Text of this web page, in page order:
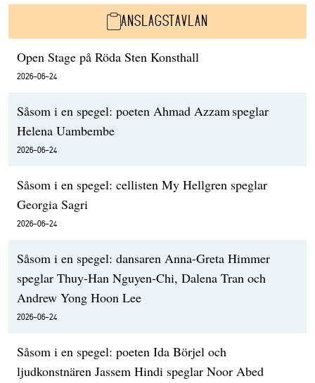
ANSLAGSTAVLAN
Open Stage på Röda Sten Konsthall
2026-06-24
Såsom i en spegel: poeten Ahmad Azzam speglar
Helena Uambembe
2026-06-24
Såsom i en spegel: cellisten My Hellgren speglar
Georgia Sagri
2026-06-24
Såsom i en spegel: dansaren Anna-Greta Himmer
speglar Thuy-Han Nguyen-Chi, Dalena Tran och
Andrew Yong Hoon Lee
2026-06-24
Såsom i en spegel: poeten Ida Börjel och
ljudkonstnären Jassem Hindi speglar Noor Abed